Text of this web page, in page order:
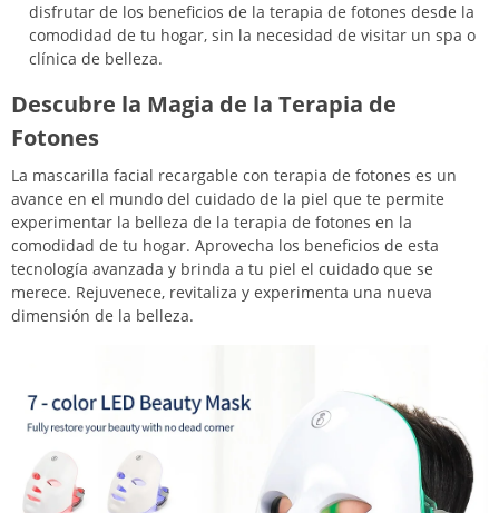
disfrutar de los beneficios de la terapia de fotones desde la
comodidad de tu hogar, sin la necesidad de visitar un spa o
clínica de belleza.
Descubre la Magia de la Terapia de
Fotones
La mascarilla facial recargable con terapia de fotones es un
avance en el mundo del cuidado de la piel que te permite
experimentar la belleza de la terapia de fotones en la
comodidad de tu hogar. Aprovecha los beneficios de esta
tecnología avanzada y brinda a tu piel el cuidado que se
merece. Rejuvenece, revitaliza y experimenta una nueva
dimensión de la belleza.